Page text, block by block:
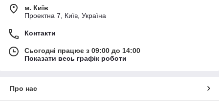
м. Київ
Проектна 7, Київ, Україна
Контакти
Сьогодні працює з 09:00 до 14:00
Показати весь графік роботи
Про нас